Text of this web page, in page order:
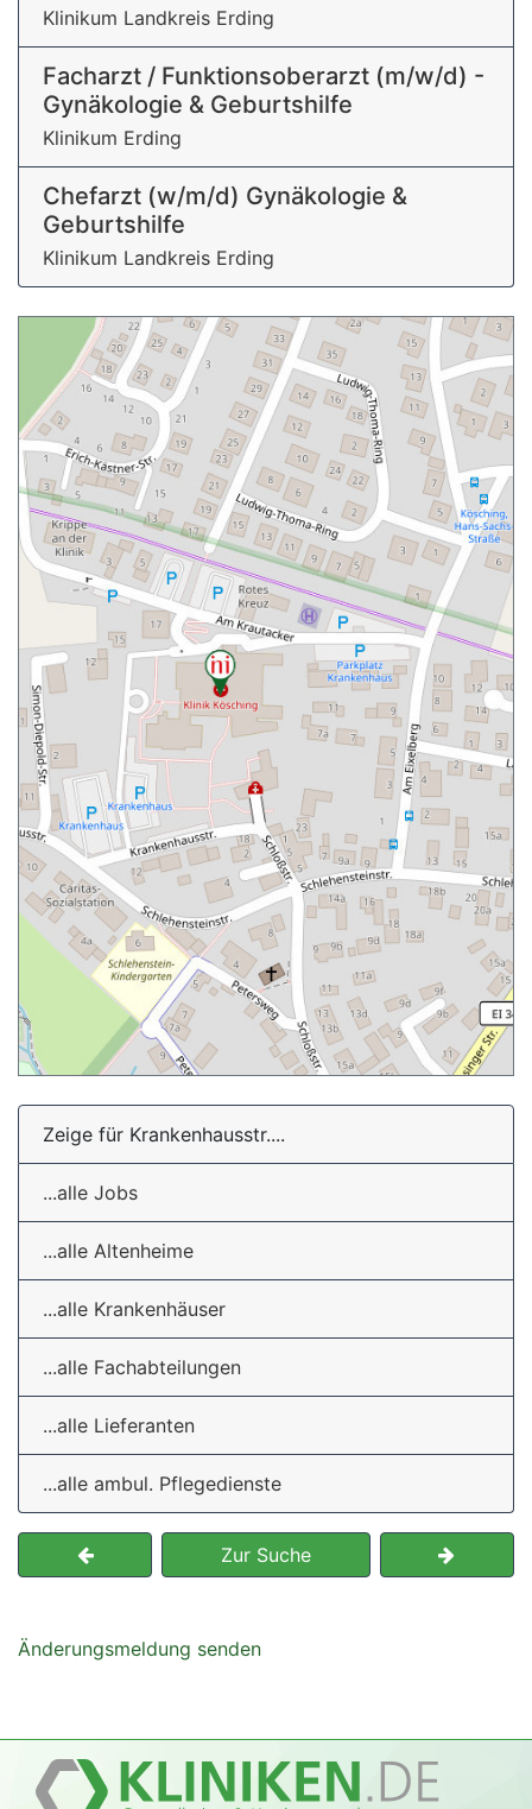
Klinikum Landkreis Erding
Facharzt / Funktionsoberarzt (m/w/d) -
Gynäkologie & Geburtshilfe
Klinikum Erding
Chefarzt (w/m/d) Gynäkologie &
Geburtshilfe
Klinikum Landkreis Erding
Zeige für Krankenhausstr....
...alle Jobs
...alle Altenheime
...alle Krankenhäuser
...alle Fachabteilungen
...alle Lieferanten
...alle ambul. Pflegedienste
Zur Suche
Änderungsmeldung senden